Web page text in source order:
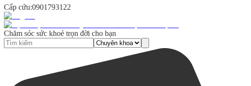
Cấp cứu:0901793122
Chăm sóc sức khoẻ trọn đời cho bạn